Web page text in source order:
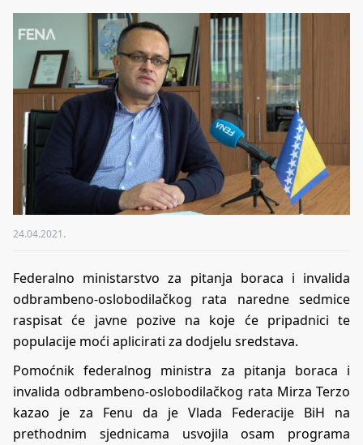
24.04.2021.
Federalno ministarstvo za pitanja boraca i invalida
odbrambeno-oslobodilačkog rata naredne sedmice
raspisat će javne pozive na koje će pripadnici te
populacije moći aplicirati za dodjelu sredstava.
Pomoćnik federalnog ministra za pitanja boraca i
invalida odbrambeno-oslobodilačkog rata Mirza Terzo
kazao je za Fenu da je Vlada Federacije BiH na
prethodnim sjednicama usvojila osam programa